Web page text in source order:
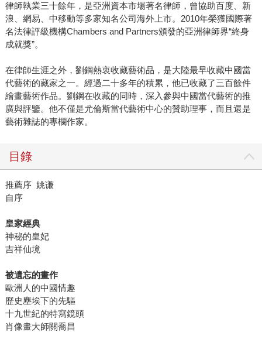
律師執業三十餘年，是亞洲資本市場著名律師，曾協助百度、新
浪、網易、中移動等多家知名公司海外上市。2010年榮獲國際著
名法律評級機構Chambers and Partners頒發的亞洲律師界“終身
成就獎”。
在律師生涯之外，劉鋼熱衷收藏藝術品，是大陸最早收藏中國當
代藝術的藏家之一。經過二十多年的積累，他已收藏了三百餘件
繪畫藝術作品。劉鋼在收藏的同時，深入參與中國當代藝術的推
廣與評鑒。他不僅是尤倫斯當代藝術中心的贊助理事，而且還是
藝術雜誌的專欄作家。
目錄
推薦序 姚谦
自序
皇家經典
神秘的皇妃
吉祥仙境
被遺忘的畫作
歐洲人的中國情趣
歷史塵埃下的先驅
十九世紀的特寫鏡頭
肖像畫大師關喬昌